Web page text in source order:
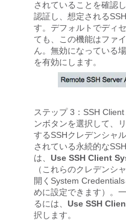
されていることを確認
認証し、想定される
す。デフォルトでディ
ても、この機能はファ
ん。無効になっている場
を有効にします。
ステップ 3：SSH
ンボタンを選択して、
するSSHクレデンシャ
されている永続的な
は、 Use SSH Client
（これらのクレデンシ
開くSystem
めに設定できます）。
るには、 Use SSH
択します。